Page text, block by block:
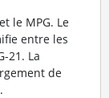
le MPG. Le
entre les
21. La
de